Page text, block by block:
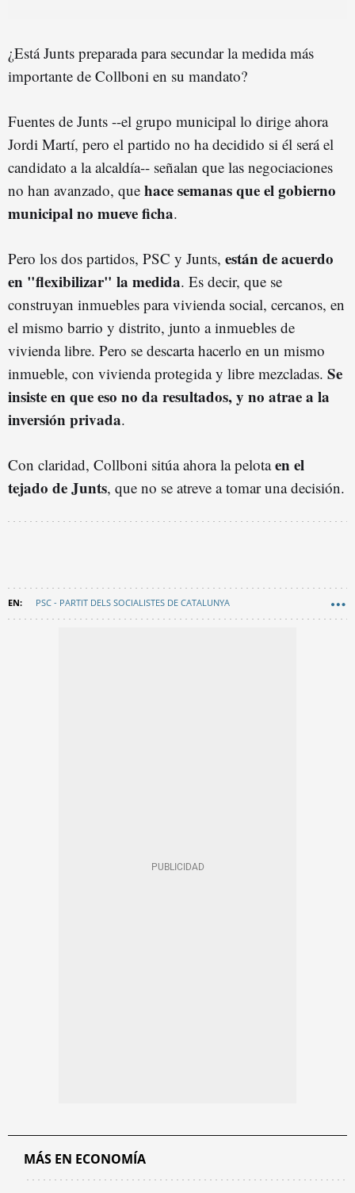
¿Está Junts preparada para secundar la medida más
importante de Collboni en su mandato?
Fuentes de Junts --el grupo municipal lo dirige ahora
Jordi Martí, pero el partido no ha decidido si él será el
candidato a la alcaldía-- señalan que las negociaciones
no han avanzado, que hace semanas que el gobierno
municipal no mueve ficha.
Pero los dos partidos, PSC y Junts, están de acuerdo
en "flexibilizar" la medida. Es decir, que se
construyan inmuebles para vivienda social, cercanos, en
el mismo barrio y distrito, junto a inmuebles de
vivienda libre. Pero se descarta hacerlo en un mismo
inmueble, con vivienda protegida y libre mezcladas. Se
insiste en que eso no da resultados, y no atrae a la
inversión privada.
Con claridad, Collboni sitúa ahora la pelotaen el
tejado de Junts, que no se atreve a tomar una decisión.
PSC - PARTIT DELS SOCIALISTES DE CATALUNYA
MÁS EN ECONOMÍA